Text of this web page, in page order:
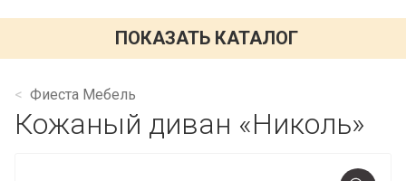
ПОКАЗАТЬ КАТАЛОГ
Фиеста Мебель
Кожаный диван «Николь»